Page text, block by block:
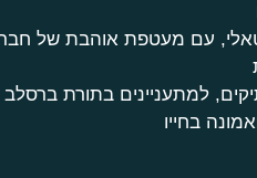
עם מעטפת אוהבת של
למתעניינים בתורת ברסלב
בחייו